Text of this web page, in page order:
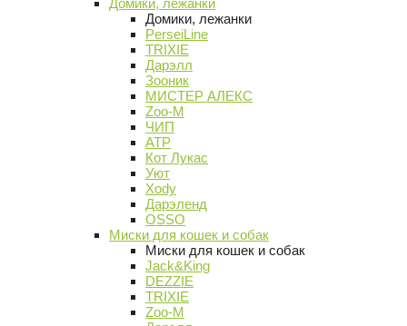
Домики, лежанки
Домики, лежанки
PerseiLine
TRIXIE
Дарэлл
Зооник
МИСТЕР АЛЕКС
Zoo-M
ЧИП
АТР
Кот Лукас
Уют
Xody
Дарэленд
OSSO
Миски для кошек и собак
Миски для кошек и собак
Jack&King
DEZZIE
TRIXIE
Zoo-M